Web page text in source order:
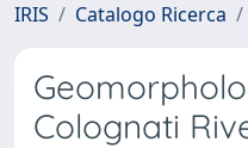
IRIS Catalogo Ricerca
Colognati